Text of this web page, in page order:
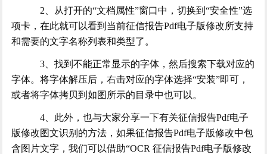
2、从打开的“文档属性”窗口中，切换到“安全性”选
项卡，在此就可以看到当前征信报告Pdf电子版修改所支持
和需要的文字名称列表和类型了。
3、找到不能正常显示的字体，然后搜索下载对应的
字体。将字体解压后，右击对应的字体选择“安装”即可，
或者将字体拷贝到如图所示的目录中也可以。
4、此外，也与大家分享一下有关征信报告Pdf电子
版修改图文识别的方法，如果征信报告Pdf电子版修改中包
含图片文字，我们可以借助“OCR 征信报告Pdf电子版修改